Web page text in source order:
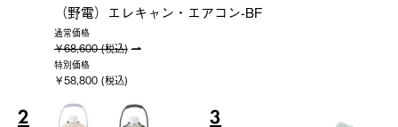
（野電）エレキャン・エアコン-BF
通常価格
￥68,600 (税込)
特別価格
￥58,800 (税込)
2 3